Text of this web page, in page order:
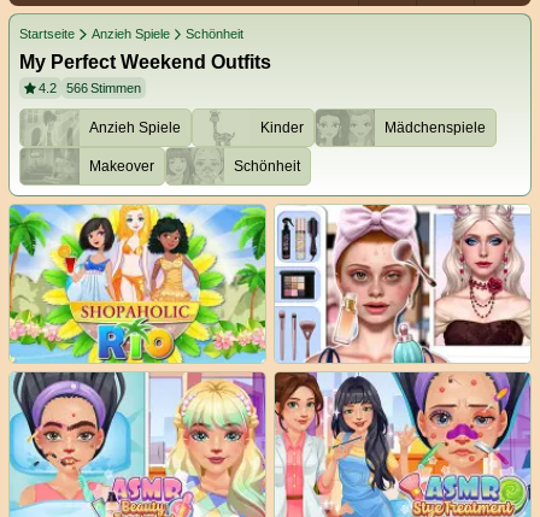
Startseite Anzieh Spiele Schönheit
My Perfect Weekend Outfits
4.2 566Stimmen
Anzieh Spiele Kinder Mädchenspiele
Makeover Schönheit